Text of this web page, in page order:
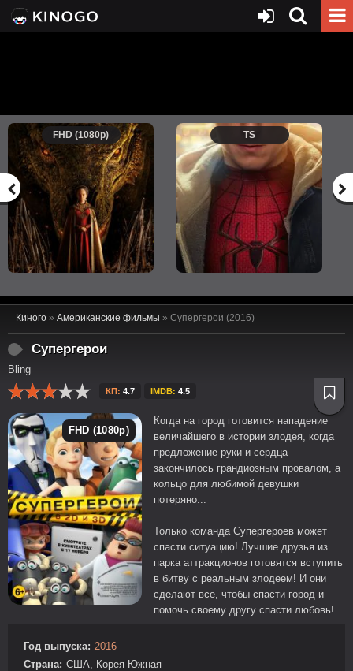
FHD (1080p) TS
Киного » Американские фильмы » Супергерои (2016)
Супергерои
Bling
КП: 4.7 IMDB: 4.5
FHD (1080p)
Когда на город готовится нападение
величайшего в истории злодея, когда
предложение руки и сердца
закончилось грандиозным провалом, а
кольцо для любимой девушки
потеряно...
Только команда Супергероев может
спасти ситуацию! Лучшие друзья из
парка аттракционов готовятся вступить
в битву с реальным злодеем! И они
сделают все, чтобы спасти город и
помочь своему другу спасти любовь!
Год выпуска: 2016
Страна: США, Корея Южная